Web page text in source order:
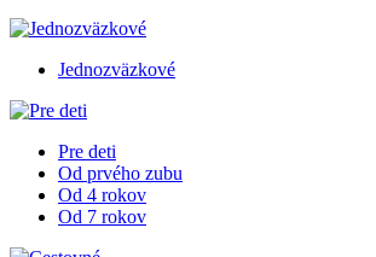
Jednozväzkové
Pre deti
Od prvého zubu
Od 4 rokov
Od 7 rokov